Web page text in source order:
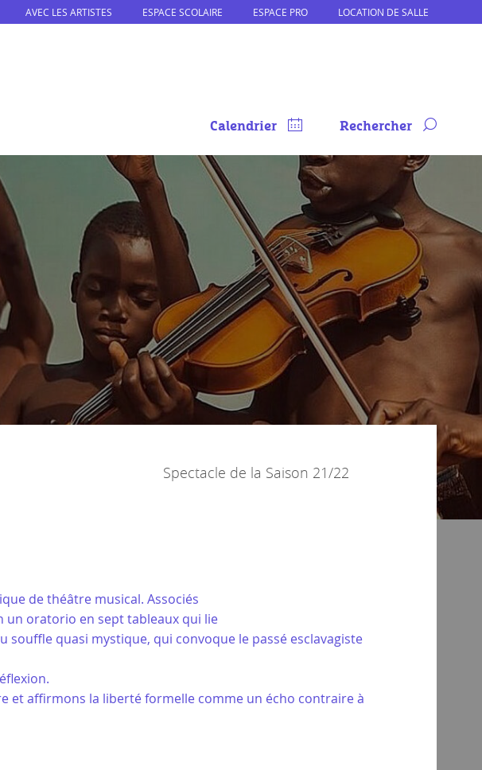
AVEC LES ARTISTES ESPACE SCOLAIRE ESPACE PRO LOCATION DE SALLE
Calendrier Rechercher
Spectacle de la Saison 21/22
de théâtre musical. Associés
un oratorio en sept tableaux qui lie
quasi mystique, qui convoque le passé esclavagiste
et affirmons la liberté formelle comme un écho contraire à